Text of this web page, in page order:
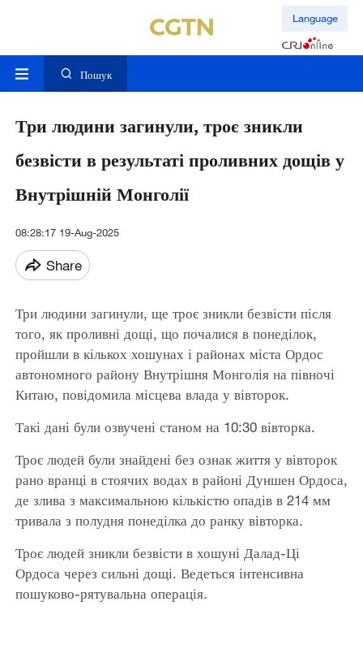
Language
Пошук
Три людини загинули, троє зникли
безвісти в результаті проливних дощів у
Внутрішній Монголії
08:28:17 19-Aug-2025
Share
Три людини загинули, ще троє зникли безвісти після
того, як проливні дощі, що почалися в понеділок,
пройшли в кількох хошунах і районах міста Ордос
автономного району Внутрішня Монголія на півночі
Китаю, повідомила місцева влада у вівторок.
Такі дані були озвучені станом на 10:30 вівторка.
Троє людей були знайдені без ознак життя у вівторок
рано вранці в стоячих водах в районі Дуншен Ордоса,
де злива з максимальною кількістю опадів в 214 мм
тривала з полудня понеділка до ранку вівторка.
Троє людей зникли безвісти в хошуні Далад-Ці
Ордоса через сильні дощі. Ведеться інтенсивна
пошуково-рятувальна операція.